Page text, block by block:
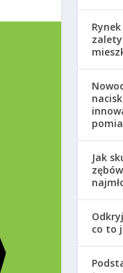
Jak
co to